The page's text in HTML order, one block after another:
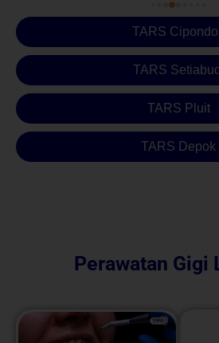
TARS
TARS
TARS Pluit
TARS Depok
Perawatan Gigi